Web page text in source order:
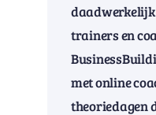
daadwerkelijk
trainers en
met online
theoriedagen